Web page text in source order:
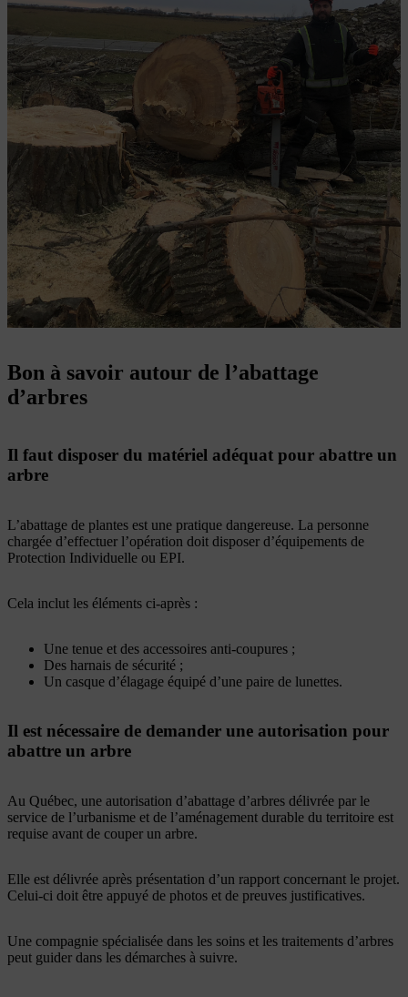
Bon à savoir autour de l’abattage
d’arbres
Il faut disposer du matériel adéquat pour abattre un
arbre
L’abattage de plantes est une pratique dangereuse. La personne
chargée d’effectuer l’opération doit disposer d’équipements de
Protection Individuelle ou EPI.
Cela inclut les éléments ci-après :
Une tenue et des accessoires anti-coupures ;
Des harnais de sécurité ;
Un casque d’élagage équipé d’une paire de lunettes.
Il est nécessaire de demander une autorisation pour
abattre un arbre
Au Québec, une autorisation d’abattage d’arbres délivrée par le
service de l’urbanisme et de l’aménagement durable du territoire est
requise avant de couper un arbre.
Elle est délivrée après présentation d’un rapport concernant le projet.
Celui-ci doit être appuyé de photos et de preuves justificatives.
Une compagnie spécialisée dans les soins et les traitements d’arbres
peut guider dans les démarches à suivre.